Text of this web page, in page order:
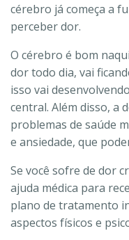
cérebro já começa a
perceber dor.
O cérebro é bom
dor todo dia, vai
isso vai
central. Além disso, a
problemas de saúde
e ansiedade, que
Se você sofre de dor
ajuda médica para
plano de tratamento
aspectos físicos e